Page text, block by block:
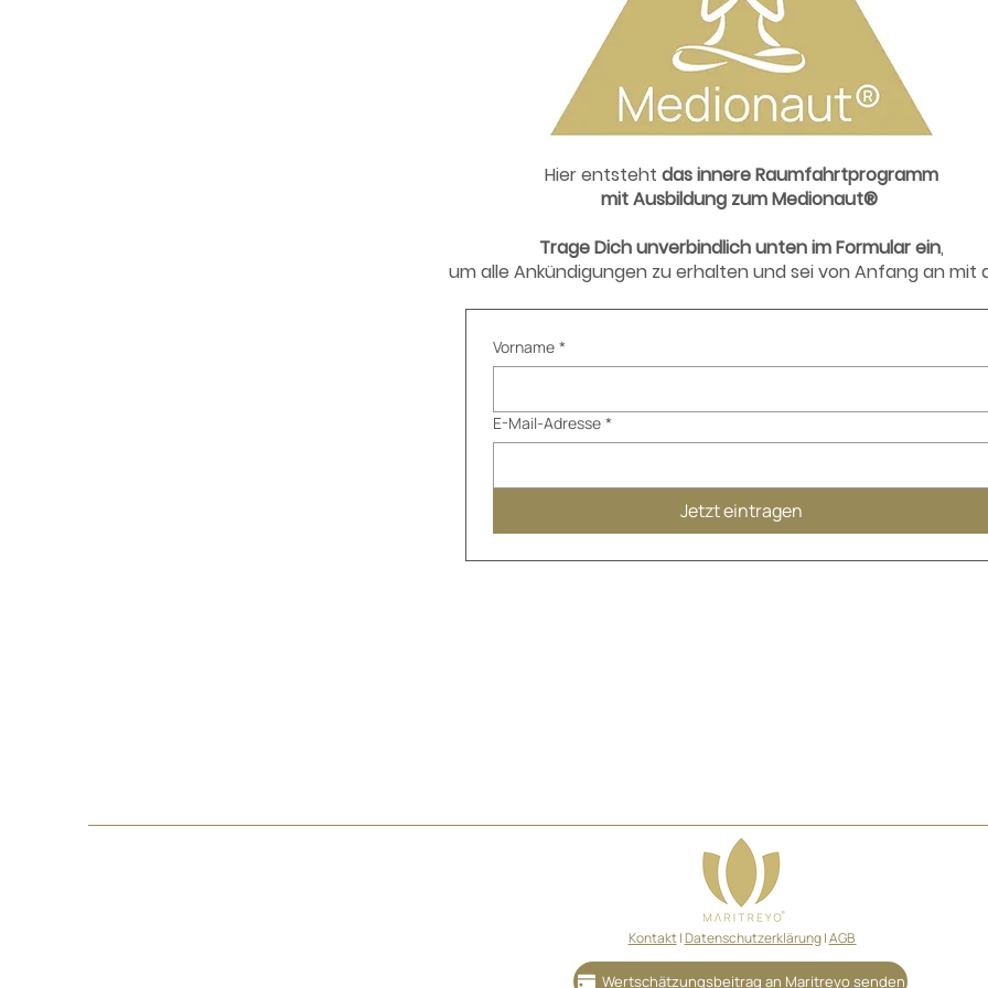
Hier entsteht das innere Raumfahrtprogramm
mit Ausbildung zum Medionaut®
Trage Dich unverbindlichunten im Formularein,
um alle Ankündigungen zu erhalten und sei von Anfang an mit
Vorname *
E-Mail-Adresse *
Jetzt eintragen
Kontakt|Datenschutzerklärung|AGB
Wertschätzungsbeitrag an Maritreyo senden